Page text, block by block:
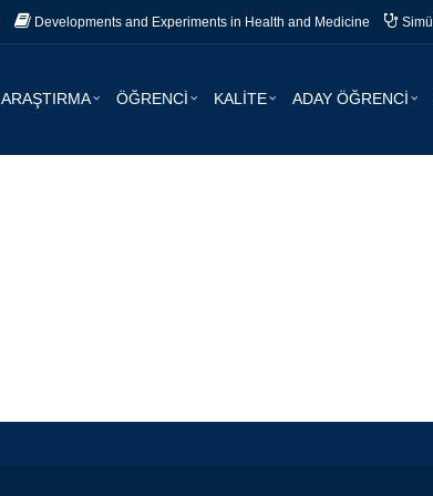
Developments and Experiments in Health and Medicine
ARAŞTIRMA ÖĞRENCİ KALİTE ADAY ÖĞRENCİ